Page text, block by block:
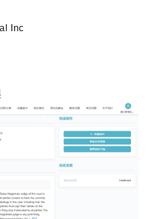
Inc